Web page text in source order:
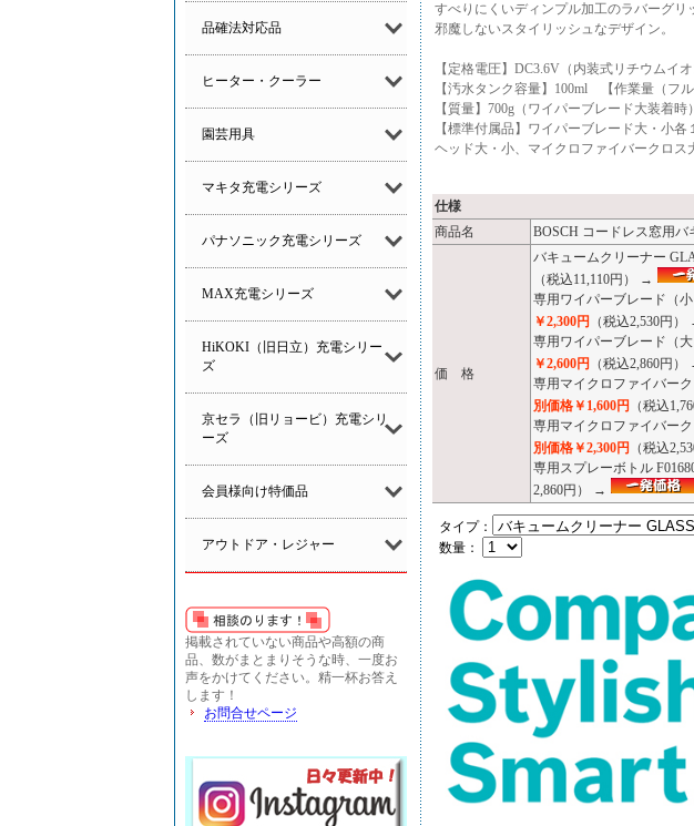
品確法対応品
ヒーター・クーラー
園芸用具
マキタ充電シリーズ
パナソニック充電シリーズ
MAX充電シリーズ
HiKOKI（旧日立）充電シリー
ズ
京セラ（旧リョービ）充電シリ
ーズ
会員様向け特価品
アウトドア・レジャー
掲載されていない商品や高額の商
品、数がまとまりそうな時、一度お
声をかけてください。精一杯お答え
します！
お問合せページ
すべりにくいディンプル加工のラバーグ
邪魔しないスタイリッシュなデザイン。
【定格電圧】DC3.6V（内装式リチウム
【汚水タンク容量】100ml 【作業量（フ
【質量】700g（ワイパーブレード大装着
【標準付属品】ワイパーブレード大・小
ヘッド大・小、マイクロファイバークロ
仕様
商品名
BOSCH コードレス窓用バ
価 格
バキュームクリーナー
（税込11,110円） →
専用ワイパーブレード（
￥2,300円
（税込2,530円）
専用ワイパーブレード（
￥2,600円
（税込2,860円）
専用マイクロファイバー
別価格￥1,600円
（税込
専用マイクロファイバー
別価格￥2,300円
（税込
専用スプレーボトル
2,860円） →
タイプ：
数量：